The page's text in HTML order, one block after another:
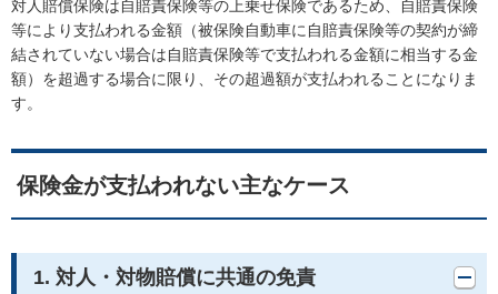
対人賠償保険は自賠責保険等の上乗せ保険であるため、自賠責保険
等により支払われる金額（被保険自動車に自賠責保険等の契約が締
結されていない場合は自賠責保険等で支払われる金額に相当する金
額）を超過する場合に限り、その超過額が支払われることになりま
す。
保険金が支払われない主なケース
1. 対人・対物賠償に共通の免責